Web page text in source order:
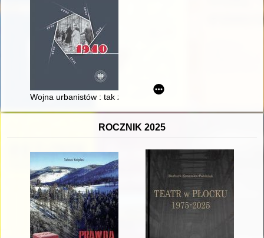
Wojna urbanistów : tak zwany plan Pabsta i polska
ROCZNIK 2025